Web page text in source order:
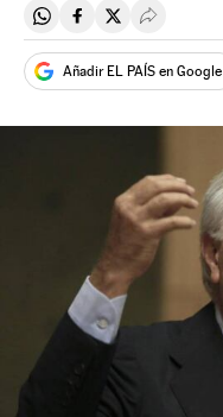
Compartir en Whatsapp
Compartir en
Compartir en
Añadir EL PAÍS en Google